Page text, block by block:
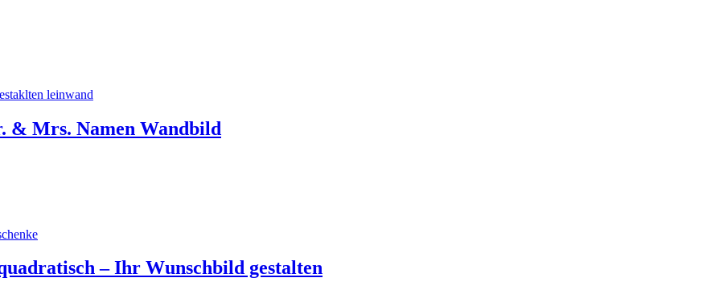
& Mrs. Namen Wandbild
– Ihr Wunschbild gestalten